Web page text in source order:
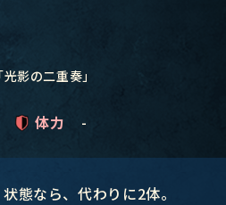
影の二重奏」
体力 -
態なら、代わりに2体。